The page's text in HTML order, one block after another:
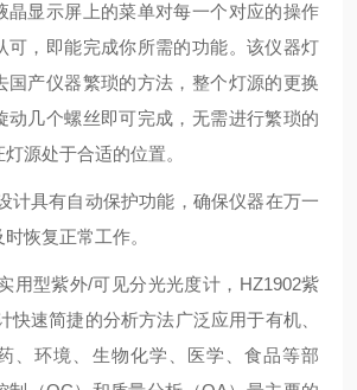
晶显示屏上的菜单对每一个对应的操作
可，即能完成你所需的功能。该仪器灯
国产仪器繁琐的方法，整个灯源的更换
动几个螺丝即可完成，无需进行繁琐的
源处于合适的位置。
计具有自动保护功能，确保仪器在万一
恢复正常工作。
用型紫外/可见分光光度计，HZ1902紫
快速简捷的分析方法广泛应用于有机、
、环境、生物化学、医学、食品等部